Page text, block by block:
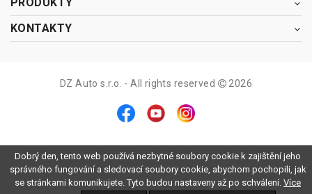
KONTAKTY
DZ Auto s.r.o. - All rights reserved 2026
Dobrý den, tento web používá nezbytné soubory cookie k zajištění jeho
správného fungování a sledovací soubory cookie, abychom pochopili, jak
se stránkami komunikujete. Tyto budou nastaveny až po schválení. Více